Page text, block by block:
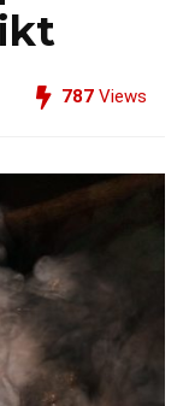
787 Views